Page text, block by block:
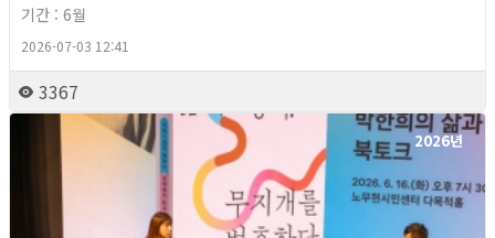
기간 : 6월
2026-07-03 12:41
3367
2026년